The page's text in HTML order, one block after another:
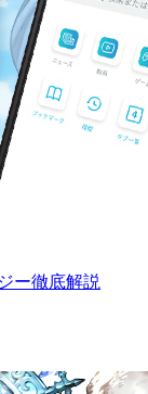
ー徹底解説